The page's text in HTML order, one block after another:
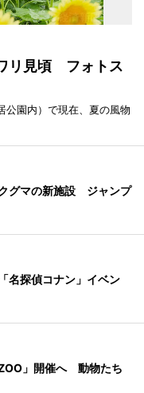
リ見頃 フォトス
公園内）で現在、夏の風物
グマの新施設 ジャンプ
名探偵コナン」イベン
」開催へ 動物たち